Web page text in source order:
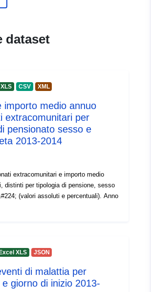
Läggs till i data.europa.eu:
July 2026
Uppdaterad på data.europa.eu:
30 July 2026
3117
public
01 January 2013
dataset
CSV XML
importo medio annuo
extracomunitari per
pensionato sesso e
2013-2014
extracomunitari e importo medio
distinti per tipologia di pensione, sesso
(valori assoluti e percentuali). Anno
Excel XLS JSON
di malattia per
giorno di inizio 2013-